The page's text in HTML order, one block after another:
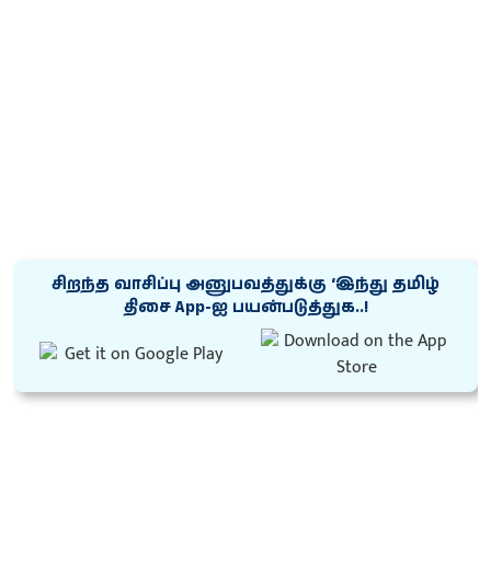
சிறந்த வாசிப்பு அனுபவத்துக்கு ‘இந்து தமிழ்
திசை App-ஐ பயன்படுத்துக..!